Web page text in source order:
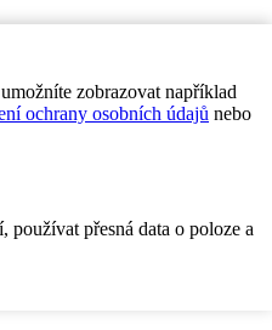
zobrazovat například
ochrany osobních údajů nebo
přesná data o poloze a